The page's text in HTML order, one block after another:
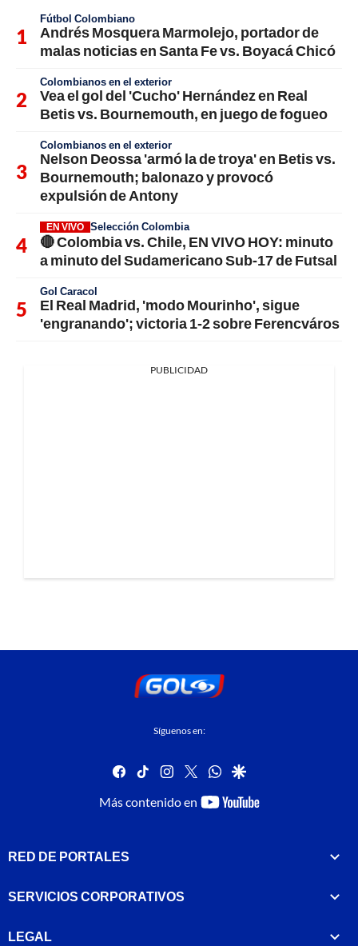
Fútbol Colombiano
Andrés Mosquera Marmolejo, portador de
malas noticias en Santa Fe vs. Boyacá Chicó
Colombianos en el exterior
Vea el gol del 'Cucho' Hernández en Real
Betis vs. Bournemouth, en juego de fogueo
Colombianos en el exterior
Nelson Deossa 'armó la de troya' en Betis vs.
Bournemouth; balonazo y provocó
expulsión de Antony
EN VIVO Selección Colombia
🔴 Colombia vs. Chile, EN VIVO HOY: minuto
a minuto del Sudamericano Sub-17 de Futsal
Gol Caracol
El Real Madrid, 'modo Mourinho', sigue
'engranando'; victoria 1-2 sobre Ferencváros
PUBLICIDAD
Síguenos en:
facebook
tiktok instagram
twitterwhatsapp
google
Más contenido en
youtube-
RED DE PORTALES
SERVICIOS CORPORATIVOS
LEGAL